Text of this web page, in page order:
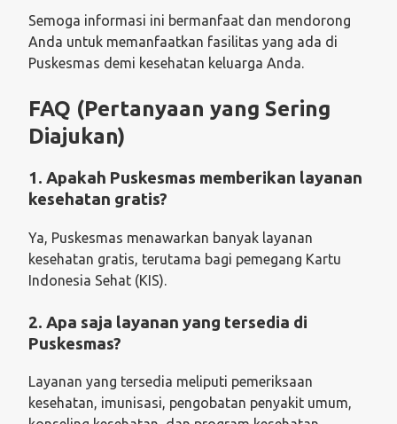
Semoga informasi ini bermanfaat dan mendorong
Anda untuk memanfaatkan fasilitas yang ada di
Puskesmas demi kesehatan keluarga Anda.
FAQ (Pertanyaan yang Sering
Diajukan)
1. Apakah Puskesmas memberikan layanan
kesehatan gratis?
Ya, Puskesmas menawarkan banyak layanan
kesehatan gratis, terutama bagi pemegang Kartu
Indonesia Sehat (KIS).
2. Apa saja layanan yang tersedia di
Puskesmas?
Layanan yang tersedia meliputi pemeriksaan
kesehatan, imunisasi, pengobatan penyakit umum,